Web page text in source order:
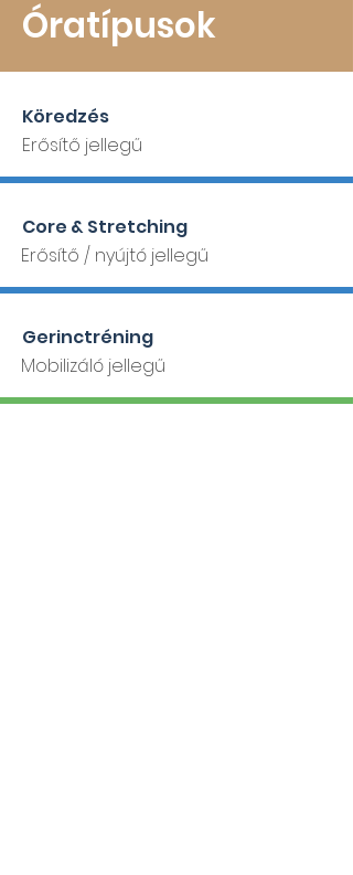
Óratípusok
Köredzés
Erősítő jellegű
Core & Stretching
Erősítő / nyújtó jellegű
Gerinctréning
Mobilizáló jellegű